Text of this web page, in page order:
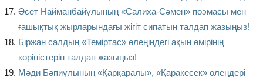
Әсет Найманбайұлының «Салиха-Сәмен» поэмасы мен
ғашықтық жырларындағы жігіт сипатын талдап жазыңыз!
Біржан салдың «Теміртас» өлеңіндегі ақын өмірінің
көріністерін талдап жазыңыз!
Мәди Бәпиұлының «Қарқаралы», «Қаракесек» өлеңдері